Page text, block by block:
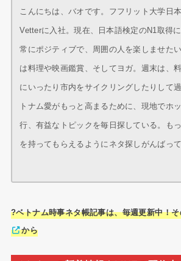
こんにちは、バオです。フフリット大学日
Vetterに入社。現在、日本語検定のN1取得に
常にポジティブで、周囲の人を楽しませた
は料理や映画鑑賞、そしてヨガ。週末は、
にいったり市内をサイクリングしたりして
トナム愛がもっと高まるために、現地でホ
行、有益なトピックを毎日探している。も
を持ってもらえるようにネタ探しがんばって
?ベトナム時事ネタ帳記事は、毎週更新中！
から